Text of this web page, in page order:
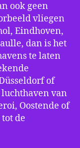
ook geen
vliegen
Eindhoven,
dan is het
te laten
of
luchthaven van
Oostende of
de